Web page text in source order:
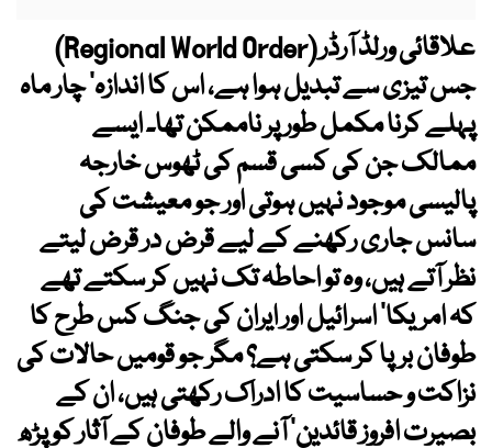
علاقائی ورلڈ آرڈر (Regional World Order)
جس تیزی سے تبدیل ہوا ہے، اس کا اندازہ‘ چار ماہ
پہلے کرنا مکمل طور پر ناممکن تھا۔ ایسے
ممالک جن کی کسی قسم کی ٹھوس خارجہ
پالیسی موجود نہیں ہوتی اور جو معیشت کی
سانس جاری رکھنے کے لیے قرض در قرض لیتے
نظر آتے ہیں، وہ تو احاطہ تک نہیں کر سکتے تھے
کہ امریکا‘ اسرائیل اور ایران کی جنگ کس طرح کا
طوفان برپا کر سکتی ہے؟ مگر جو قومیں حالات کی
نزاکت و حساسیت کا ادراک رکھتی ہیں، ان کے
بصیرت افروز قائدین‘ آنے والے طوفان کے آثار کو پڑھ